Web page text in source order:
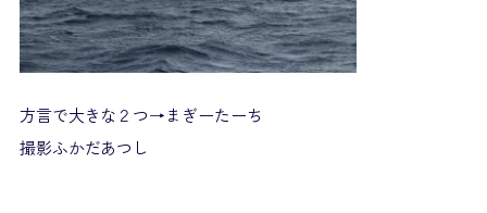
方言で大きな２つ→まぎーたーち
撮影ふかだあつし